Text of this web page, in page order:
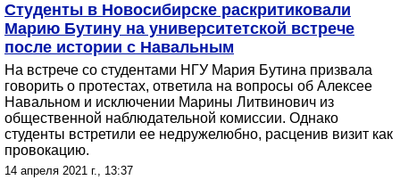
Студенты в Новосибирске раскритиковали
Марию Бутину на университетской встрече
после истории с Навальным
На встрече со студентами НГУ Мария Бутина призвала
говорить о протестах, ответила на вопросы об Алексее
Навальном и исключении Марины Литвинович из
общественной наблюдательной комиссии. Однако
студенты встретили ее недружелюбно, расценив визит как
провокацию.
14 апреля 2021 г., 13:37